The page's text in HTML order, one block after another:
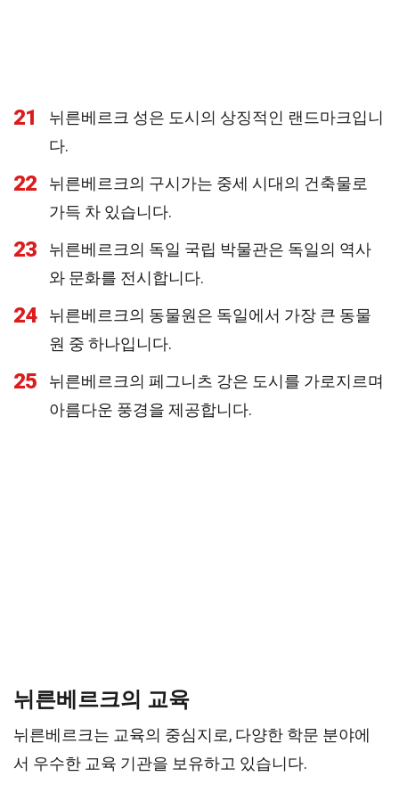
21
뉘른베르크 성은 도시의 상징적인 랜드마크입니
다.
22
뉘른베르크의 구시가는 중세 시대의 건축물로
가득 차 있습니다.
23
뉘른베르크의 독일 국립 박물관은 독일의 역사
와 문화를 전시합니다.
24
뉘른베르크의 동물원은 독일에서 가장 큰 동물
원 중 하나입니다.
25
뉘른베르크의 페그니츠 강은 도시를 가로지르며
아름다운 풍경을 제공합니다.
뉘른베르크의 교육
뉘른베르크는 교육의 중심지로, 다양한 학문 분야에
서 우수한 교육 기관을 보유하고 있습니다.